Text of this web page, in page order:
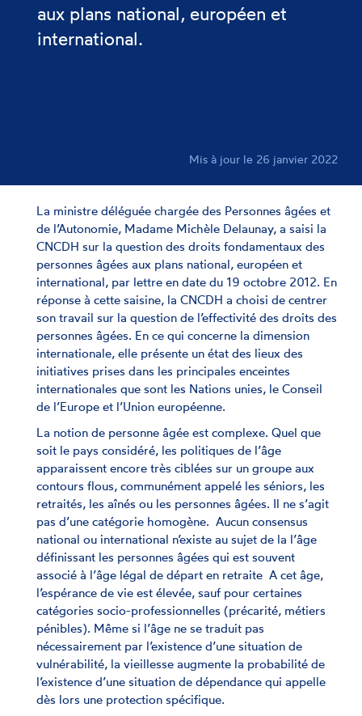
aux plans national, européen et
international.
Mis à jour le 26 janvier 2022
La ministre déléguée chargée des Personnes âgées et
de l’Autonomie, Madame Michèle Delaunay, a saisi la
CNCDH sur la question des droits fondamentaux des
personnes âgées aux plans national, européen et
international, par lettre en date du 19 octobre 2012. En
réponse à cette saisine, la CNCDH a choisi de centrer
son travail sur la question de l’effectivité des droits des
personnes âgées. En ce qui concerne la dimension
internationale, elle présente un état des lieux des
initiatives prises dans les principales enceintes
internationales que sont les Nations unies, le Conseil
de l’Europe et l’Union européenne.
La notion de personne âgée est complexe. Quel que
soit le pays considéré, les politiques de l’âge
apparaissent encore très ciblées sur un groupe aux
contours flous, communément appelé les séniors, les
retraités, les aînés ou les personnes âgées. Il ne s’agit
pas d’une catégorie homogène. Aucun consensus
national ou international n’existe au sujet de la l’âge
définissant les personnes âgées qui est souvent
associé à l’âge légal de départ en retraite A cet âge,
l’espérance de vie est élevée, sauf pour certaines
catégories socio-professionnelles (précarité, métiers
pénibles). Même si l’âge ne se traduit pas
nécessairement par l’existence d’une situation de
vulnérabilité, la vieillesse augmente la probabilité de
l’existence d’une situation de dépendance qui appelle
dès lors une protection spécifique.